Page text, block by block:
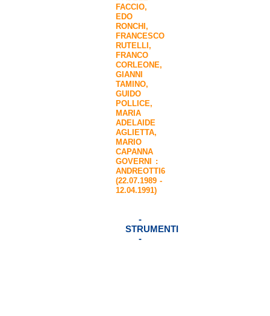
FACCIO,
EDO
RONCHI ,
FRANCESCO
RUTELLI ,
FRANCO
CORLEONE,
GIANNI
TAMINO,
GUIDO
POLLICE,
MARIA
ADELAIDE
AGLIETTA,
MARIO
CAPANNA
GOVERNI :
ANDREOTTI6
(22.07.1989 -
12.04.1991)
-
STRUMENTI
-